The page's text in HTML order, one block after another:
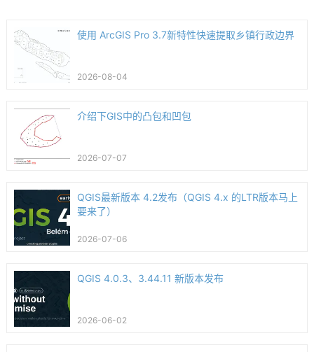
使用 ArcGIS Pro 3.7新特性快速提取乡镇行政边界
2026-08-04
介绍下GIS中的凸包和凹包
2026-07-07
QGIS最新版本 4.2发布（QGIS 4.x 的LTR版本马上
要来了）
2026-07-06
QGIS 4.0.3、3.44.11 新版本发布
2026-06-02